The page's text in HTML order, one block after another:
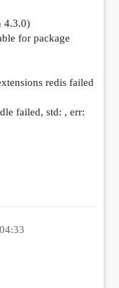
4.3.0)
for package
redis failed
failed, std: , err: